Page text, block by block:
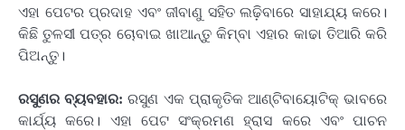
ଏହା ପେଟର ପ୍ରଦାହ ଏବଂ ଜୀବାଣୁ ସହିତ ଲଢ଼ିବାରେ ସାହାଯ୍ୟ କରେ।
କିଛି ତୁଳସୀ ପତ୍ର ଚୋବାଇ ଖାଆନ୍ତୁ କିମ୍ବା ଏହାର କାଢା ତିଆରି କରି
ପିଅନ୍ତୁ।
ରସୁଣର ବ୍ୟବହାର: ରସୁଣ ଏକ ପ୍ରାକୃତିକ ଆଣ୍ଟିବାୟୋଟିକ୍ ଭାବରେ
କାର୍ଯ୍ୟ କରେ। ଏହା ପେଟ ସଂକ୍ରମଣ ହ୍ରାସ କରେ ଏବଂ ପାଚନ